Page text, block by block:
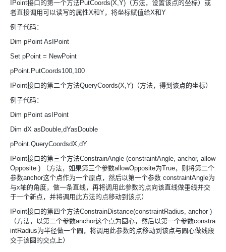
IPoint接口的第一个方法PutCoords(X,Y)（方法，设置该点的坐标）或
者直接调用可以读写的属性X和Y，将坐标赋值给X和Y
例子代码：
Dim pPoint AsIPoint
Set pPoint = NewPoint
pPoint.PutCoords100,100
IPoint接口的第二个方法QueryCoords(X,Y)（方法，得到该点的坐标）
例子代码：
Dim pPoint asIPoint
Dim dX asDouble,dYasDouble
pPoint.QueryCoordsdX,dY
IPoint接口的第三个方法ConstrainAngle (constraintAngle, anchor, allow
Opposite ) （方法，如果第三个参数allowOpposite为True，则将第二个
参数anchor这个点作为一个原点，然后以第一个参数 constraintAngle为
与x轴的角度，做一条直线，再将调用此参数的点向该直线做垂线并交
于一个新点，并将调用此方法的点移动到该点）
IPoint接口的第四个方法ConstrainDistance(constraintRadius, anchor )
（方法，以第二个参数anchor这个点为圆心，然后以第一个参数constra
intRadius为半径做一个圆，将调用此参数的点移动到该点与圆心做线段
交于该圆的交点上）